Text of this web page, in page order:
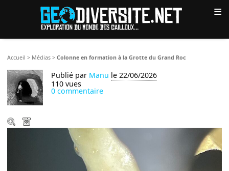
≡
Accueil > Médias >Colonne en formation à la Grotte du Grand Roc
Publié par Manu le 22/06/2026
110 vues
0 commentaire